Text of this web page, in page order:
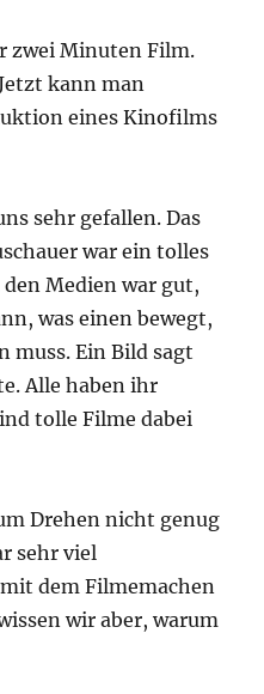
zwei Minuten Film.
kann man
eines Kinofilms
sehr gefallen. Das
war ein tolles
Medien war gut,
was einen bewegt,
muss. Ein Bild sagt
Alle haben ihr
tolle Filme dabei
Drehen nicht genug
sehr viel
dem Filmemachen
wir aber, warum